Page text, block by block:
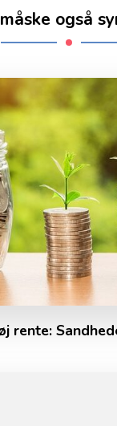
også
rente: